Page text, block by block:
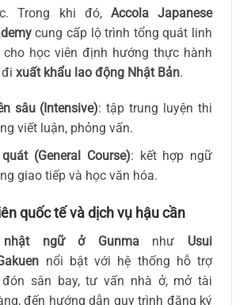
Trong khi đó, Accola Japanese
cung cấp lộ trình tổng quát linh
cho học viên định hướng thực hành
xuất khẩu lao động Nhật Bản.
sâu (Intensive): tập trung luyện thi
viết luận, phỏng vấn.
(General Course): kết hợp ngữ
giao tiếp và học văn hóa.
quốc tế và dịch vụ hậu cần
nhật ngữ ở Gunmanhư Usui
nổi bật với hệ thống hỗ trợ
sân bay, tư vấn nhà ở, mở tài
đến hướng dẫn quy trình đăng ký